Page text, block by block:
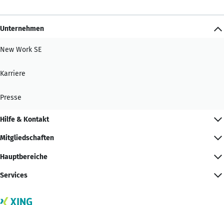
Unternehmen
New Work SE
Karriere
Presse
Hilfe & Kontakt
Mitgliedschaften
Hauptbereiche
Services